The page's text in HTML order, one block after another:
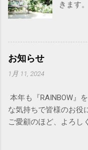
きます
す。 詳
お知らせ
1月 11, 2024
本年も『RAINBOW』
な気持ちで皆様のお役
ご愛顧のほど、よろし